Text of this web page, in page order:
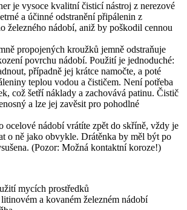
je vysoce kvalitní čisticí nástroj z nerezové
a účinné odstranění připálenin z
železného nádobí, aniž by poškodil cennou
propojených kroužků jemně odstraňuje
povrchu nádobí. Použití je jednoduché:
případně jej krátce namočte, a poté
teplou vodou a čističem. Není potřeba
což šetří náklady a zachovává patinu. Čistič
a lze jej zavěsit pro pohodlné
ocelové nádobí vrátíte zpět do skříně, vždy je
o ně jako obvykle. Drátěnka by měl být po
(Pozor: Možná kontaktní koroze!)
mycích prostředků
a kovaném železném nádobí